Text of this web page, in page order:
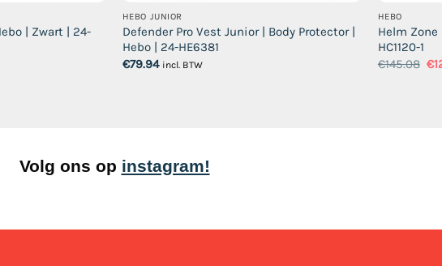
| Zwart | 24-
HEBO JUNIOR
Defender Pro Vest Junior | Body Protector |
Hebo | 24-HE6381
€79.94 incl. BTW
HEBO
Helm Zone
HC1120-1
€145.08 €
Volg ons op instagram!